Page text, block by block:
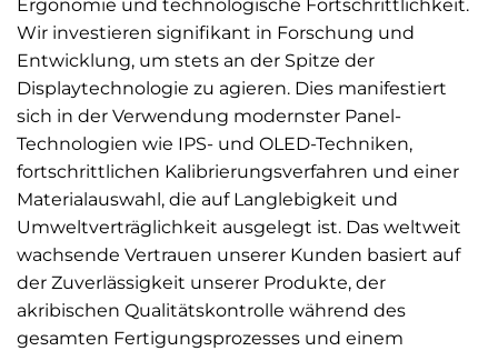
Ergonomie und technologische Fortschrittlichkeit.
Wir investieren signifikant in Forschung und
Entwicklung, um stets an der Spitze der
Displaytechnologie zu agieren. Dies manifestiert
sich in der Verwendung modernster Panel-
Technologien wie IPS- und OLED-Techniken,
fortschrittlichen Kalibrierungsverfahren und einer
Materialauswahl, die auf Langlebigkeit und
Umweltverträglichkeit ausgelegt ist. Das weltweit
wachsende Vertrauen unserer Kunden basiert auf
der Zuverlässigkeit unserer Produkte, der
akribischen Qualitätskontrolle während des
gesamten Fertigungsprozesses und einem